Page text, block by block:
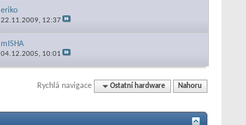
eriko
22.11.2009, 12:37
mISHA
04.12.2005, 10:01
Rychlá navigace Ostatní hardware Nahoru